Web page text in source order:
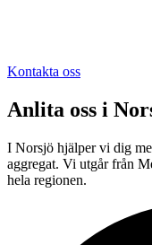
Kontakta oss
Anlita oss i
I Norsjö hjälper vi dig
aggregat. Vi utgår från
hela regionen.